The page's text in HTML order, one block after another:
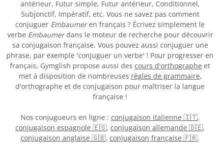
antérieur, Futur simple, Futur antérieur, Conditionnel,
Subjonctif, Impératif, etc. Vous ne savez pas comment
conjuguer Embaumeren français ? Écrivez simplement le
verbe Embaumerdans le moteur de recherche pour découvrir
sa conjugaison française. Vous pouvez aussi conjuguer une
phrase, par exemple 'conjuguer un verbe' ! Pour progresser en
français, Gymglish propose aussi des cours d'orthographe et
met à disposition de nombreuses règles de grammaire,
d'orthographe et de conjugaison pour maîtriser la langue
française !
Nos conjugueurs en ligne : conjugaison italienne 🇮🇹,
conjugaison espagnole 🇪🇸, conjugaison allemande 🇩🇪,
conjugaison anglaise 🇬🇧, conjugaison française 🇫🇷.